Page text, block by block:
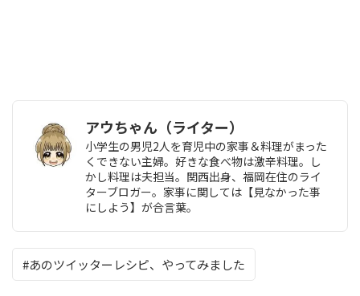
アウちゃん（ライター）
小学生の男児2人を育児中の家事＆料理がまった
くできない主婦。好きな食べ物は激辛料理。し
かし料理は夫担当。関西出身、福岡在住のライ
ターブロガー。家事に関しては【見なかった事
にしよう】が合言葉。
あのツイッターレシピ、やってみました